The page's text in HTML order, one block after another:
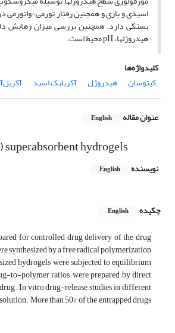
بستگی دارد. همچنین بررسی میزان رهایش
هیدروژلها، pH محیط است.
کلیدواژه‌ها
کیتوسان
هیدروژل آکریلیک اسید
عنوان مقاله English
hydrogels
نویسنده English
چکیده
English
for controlled drug delivery of the drug
synthesized by a free radical polymerization
hydrogels were subjected to equilibrium
to-polymer ratios, were prepared by direct
In vitro drug-release studies in different
More than 50% of the entrapped drugs